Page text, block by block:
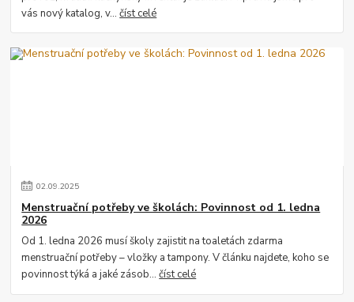
vás nový katalog, v...číst celé
02.09.2025
Menstruační potřeby ve školách: Povinnost od 1. ledna
2026
Od 1. ledna 2026 musí školy zajistit na toaletách zdarma
menstruační potřeby – vložky a tampony. V článku najdete, koho se
povinnost týká a jaké zásob...číst celé